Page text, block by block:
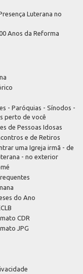
Luterana no
Anos da Reforma
- Paróquias - Sínodos -
perto de você
de Pessoas Idosas
e de Retiros
uma Igreja irmã - de
- no exterior
do Ano
CDR
JPG